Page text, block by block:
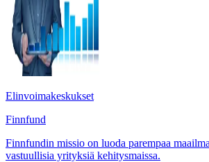
Elinvoimakeskukset
Finnfund
Finnfundin missio on luoda parempaa
vastuullisia yrityksiä kehitysmaissa.